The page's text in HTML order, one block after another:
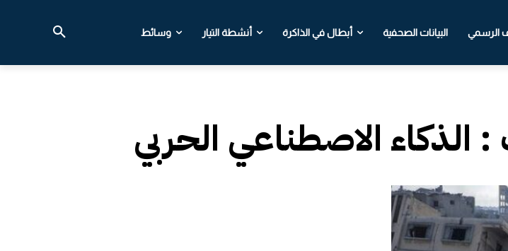
الرسمي البيانات الصحفية أبطال في الذاكرة أنشطة التيار وسائط
: الذكاء الاصطناعي الحربي